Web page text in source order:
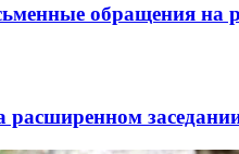
обращения на